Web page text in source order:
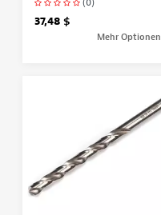
37,48 $
Mehr Optionen